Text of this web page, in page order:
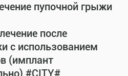
пупочной грыжи
после
с использованием
(имплант
#CITY#